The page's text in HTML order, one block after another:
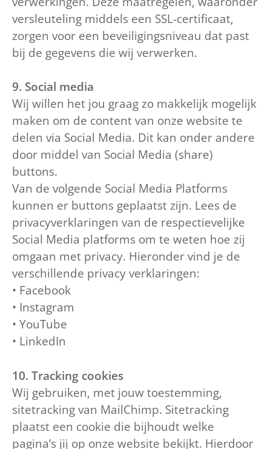
versleuteling middels een SSL-certificaat,
zorgen voor een beveiligingsniveau dat past
bij de gegevens die wij verwerken.
9. Social media
Wij willen het jou graag zo makkelijk mogelijk
maken om de content van onze website te
delen via Social Media. Dit kan onder andere
door middel van Social Media (share)
buttons.
Van de volgende Social Media Platforms
kunnen er buttons geplaatst zijn. Lees de
privacyverklaringen van de respectievelijke
Social Media platforms om te weten hoe zij
omgaan met privacy. Hieronder vind je de
verschillende privacy verklaringen:
• Facebook
• Instagram
• YouTube
• LinkedIn
10. Tracking cookies
Wij gebruiken, met jouw toestemming,
sitetracking van MailChimp. Sitetracking
plaatst een cookie die bijhoudt welke
pagina’s jij op onze website bekijkt. Hierdoor